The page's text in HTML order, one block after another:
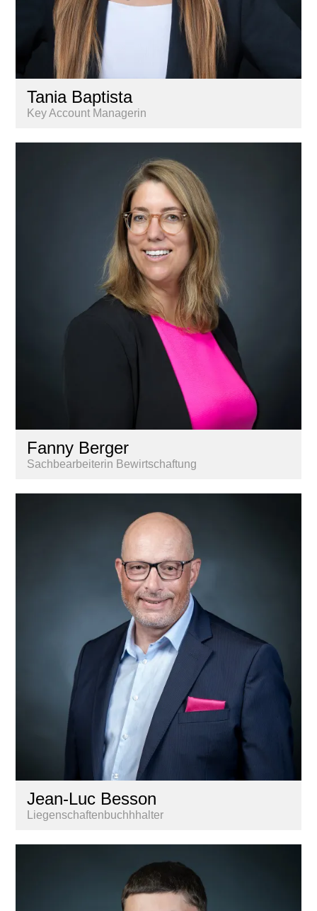
Tania Baptista
Key Account Managerin
Fanny Berger
Sachbearbeiterin Bewirtschaftung
Jean-Luc Besson
Liegenschaftenbuchhhalter